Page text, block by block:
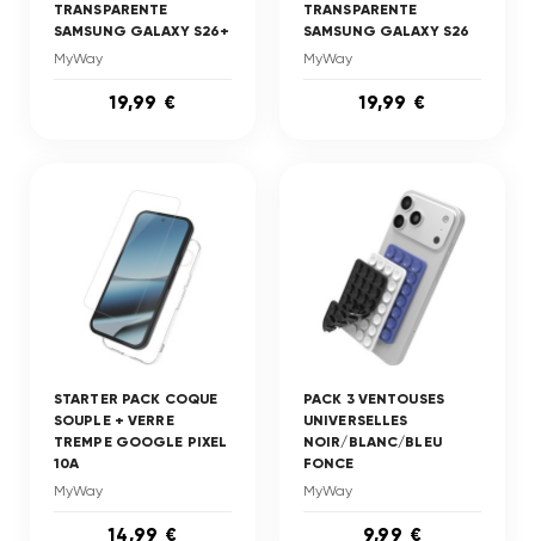
TRANSPARENTE
SAMSUNG GALAXY S26+
MyWay
19,99 €
TRANSPARENTE
SAMSUNG GALAXY S26
MyWay
19,99 €
STARTER PACK COQUE
SOUPLE + VERRE
TREMPE GOOGLE PIXEL
10A
MyWay
14,99 €
PACK 3 VENTOUSES
UNIVERSELLES
NOIR/BLANC/BLEU
FONCE
MyWay
9,99 €